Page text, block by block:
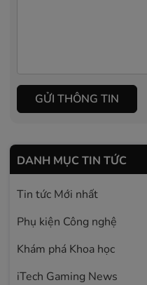
GỬI THÔNG TIN
DANH MỤC TIN TỨC
Tin tức Mới nhất
Phụ kiện Công nghệ
Khám phá Khoa học
iTech Gaming News